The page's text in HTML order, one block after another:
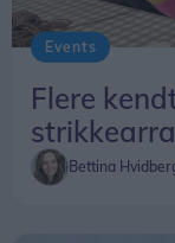
Events
Flere
Bettina